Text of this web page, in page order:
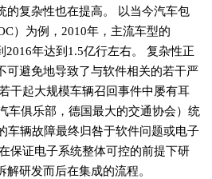
的复杂性也在提高。 以当今汽车包
）为例，2010年，主流车型的
2016年达到1.5亿行左右。 复杂性正
可避免地导致了与软件相关的若干严
干起大规模车辆召回事件中屡有耳
车俱乐部，德国最大的交通协会）统
车辆故障最终归咎于软件问题或电子
保证电子系统整体可控的前提下研
研发而后在集成的流程。